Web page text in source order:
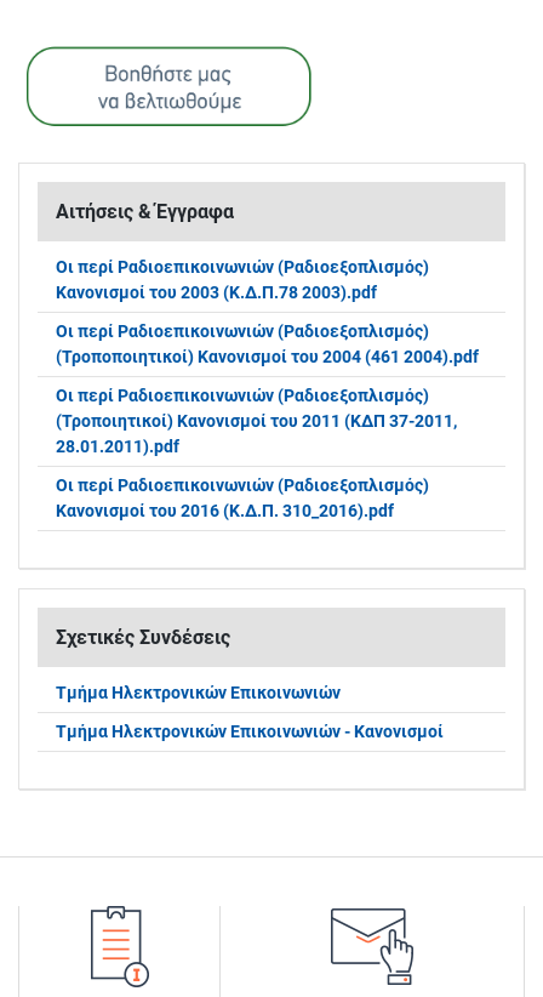
Αιτήσεις & Έγγραφα
Οι περί Ραδιοεπικοινωνιών (Ραδιοεξοπλισμός)
Κανονισμοί του 2003 (Κ.Δ.Π.78 2003).pdf
Οι περί Ραδιοεπικοινωνιών (Ραδιοεξοπλισμός)
(Τροποποιητικοί) Κανονισμοί του 2004 (461 2004).pdf
Οι περί Ραδιοεπικοινωνιών (Ραδιοεξοπλισμός)
(Τροποιητικοί) Κανονισμοί του 2011 (ΚΔΠ 37-2011,
28.01.2011).pdf
Οι περί Ραδιοεπικοινωνιών (Ραδιοεξοπλισμός)
Κανονισμοί του 2016 (Κ.Δ.Π. 310_2016).pdf
Σχετικές Συνδέσεις
Τμήμα Ηλεκτρονικών Επικοινωνιών
Τμήμα Ηλεκτρονικών Επικοινωνιών - Κανονισμοί